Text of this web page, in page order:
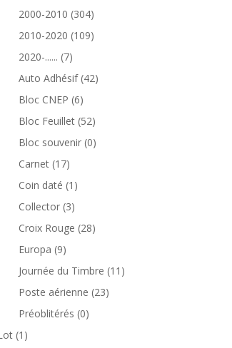
produits
2000-2010 304304
produits
2010-2020 109109
2020-...... 77
produits
Auto Adhésif 4242
Bloc CNEP 66
produits
Bloc Feuillet 5252
produits
Bloc souvenir 00
Carnet 1717
produits
Coin daté 1 1
Collector 33
produits
Croix Rouge 2828
Europa 99
produits
Journée du Timbre 11 11
Poste aérienne 2323
Préoblitérés 00
1 1